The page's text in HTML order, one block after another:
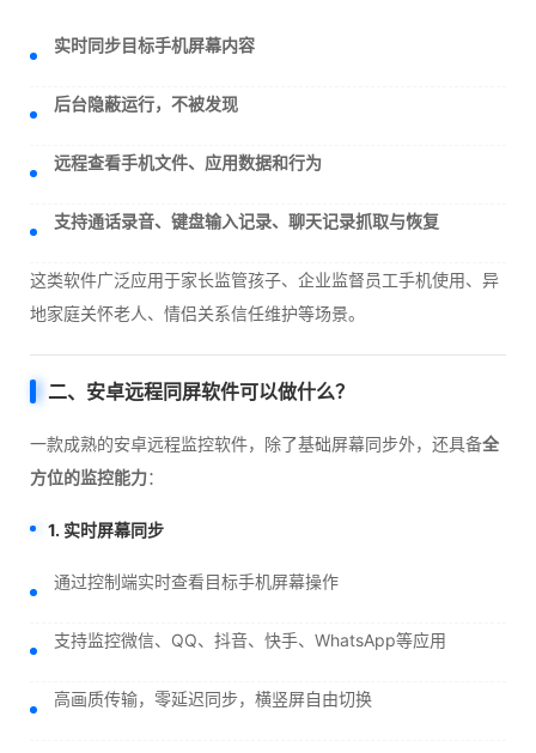
实时同步目标手机屏幕内容
后台隐蔽运行，不被发现
远程查看手机文件、应用数据和行为
支持通话录音、键盘输入记录、聊天记录抓取与恢复
这类软件广泛应用于家长监管孩子、企业监督员工手机使用、异
地家庭关怀老人、情侣关系信任维护等场景。
二、安卓远程同屏软件可以做什么？
一款成熟的安卓远程监控软件，除了基础屏幕同步外，还具备全
方位的监控能力：
1. 实时屏幕同步
通过控制端实时查看目标手机屏幕操作
支持监控微信、QQ、抖音、快手、WhatsApp等应用
高画质传输，零延迟同步，横竖屏自由切换